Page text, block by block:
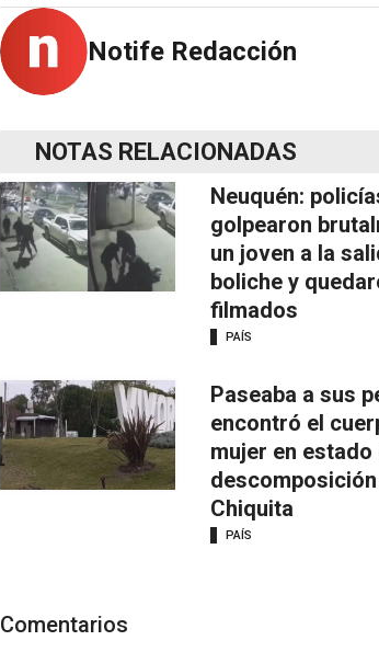
Notife Redacción
NOTAS RELACIONADAS
Neuquén:
golpearon
un joven a la
boliche y
filmados
PAÍS
Paseaba a sus
encontró el
mujer en estado
Chiquita
PAÍS
Comentarios